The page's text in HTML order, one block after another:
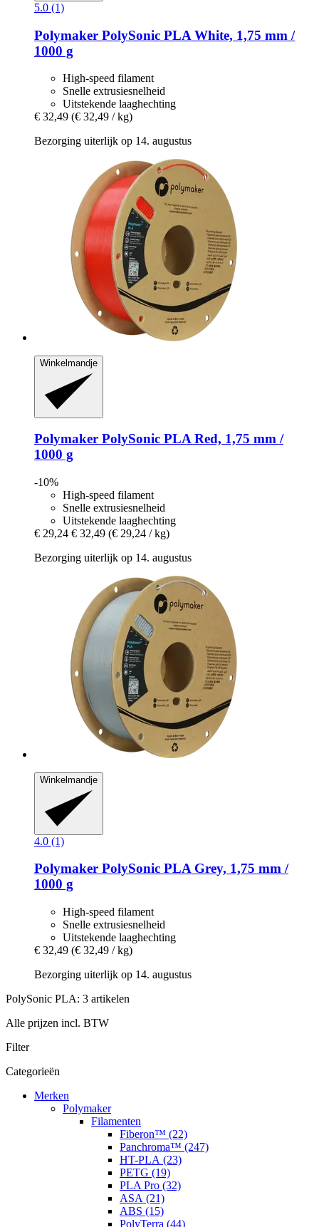
5.0 (1)
Polymaker PolySonic PLA White, 1,75 mm /
1000 g
High-speed filament
Snelle extrusiesnelheid
Uitstekende laaghechting
€ 32,49 (€ 32,49 / kg)
Bezorging uiterlijk op 14. augustus
Winkelmandje
Polymaker PolySonic PLA Red, 1,75 mm /
1000 g
-10%
High-speed filament
Snelle extrusiesnelheid
Uitstekende laaghechting
€ 29,24 € 32,49 (€ 29,24 / kg)
Bezorging uiterlijk op 14. augustus
Winkelmandje
4.0 (1)
Polymaker PolySonic PLA Grey, 1,75 mm /
1000 g
High-speed filament
Snelle extrusiesnelheid
Uitstekende laaghechting
€ 32,49 (€ 32,49 / kg)
Bezorging uiterlijk op 14. augustus
PolySonic PLA: 3 artikelen
Alle prijzen incl. BTW
Filter
Categorieën
Merken
Polymaker
Filamenten
Fiberon™ (22)
Panchroma™ (247)
HT-PLA (23)
PETG (19)
PLA Pro (32)
ASA (21)
ABS (15)
PolyTerra (44)